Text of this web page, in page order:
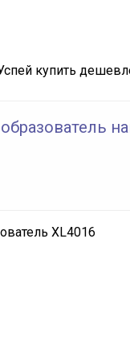
купить
XL4016